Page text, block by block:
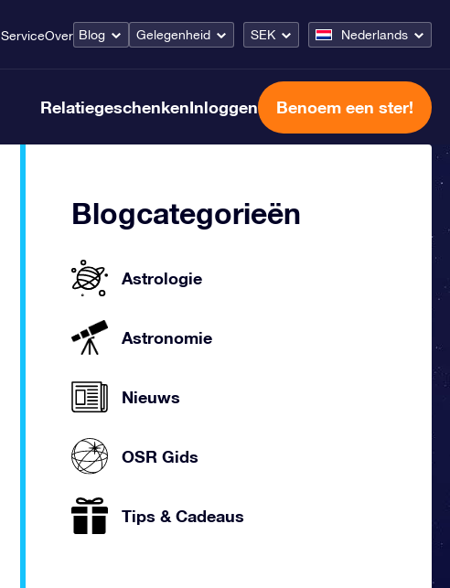
ServiceOver Blog Gelegenheid SEK Nederlands
RelatiegeschenkenInloggen Benoem een ster!
Blogcategorieën
Astrologie
Astronomie
Nieuws
OSR Gids
Tips & Cadeaus